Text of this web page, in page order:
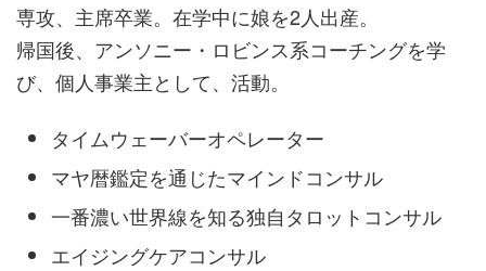
専攻、主席卒業。在学中に娘を2人出産。
帰国後、アンソニー・ロビンス系コーチングを学
び、個人事業主として、活動。
タイムウェーバーオペレーター
マヤ暦鑑定を通じたマインドコンサル
一番濃い世界線を知る独自タロットコンサル
エイジングケアコンサル